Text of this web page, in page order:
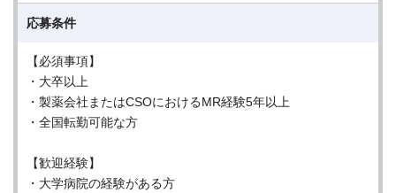
応募条件
【必須事項】
・大卒以上
・製薬会社またはCSOにおけるMR経験5年以上
・全国転勤可能な方
【歓迎経験】
・大学病院の経験がある方